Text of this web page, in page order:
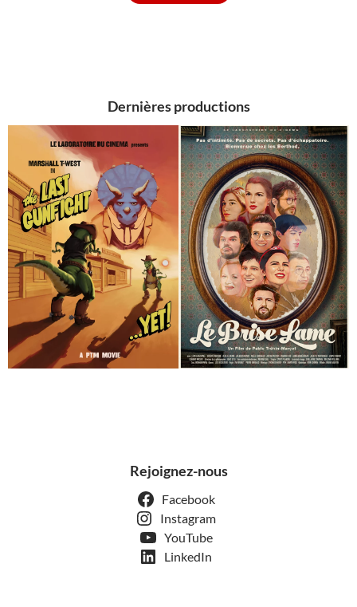
Dernières productions
Rejoignez-nous
Facebook
Instagram
YouTube
LinkedIn